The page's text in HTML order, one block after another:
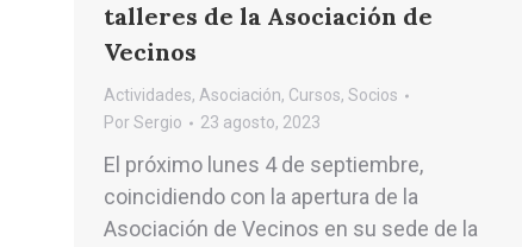
talleres de la Asociación de
Vecinos
Actividades, Asociación, Cursos, Socios
PorSergio 23 agosto, 2023
El próximo lunes 4 de septiembre,
coincidiendo con la apertura de la
Asociación de Vecinos en su sede de la